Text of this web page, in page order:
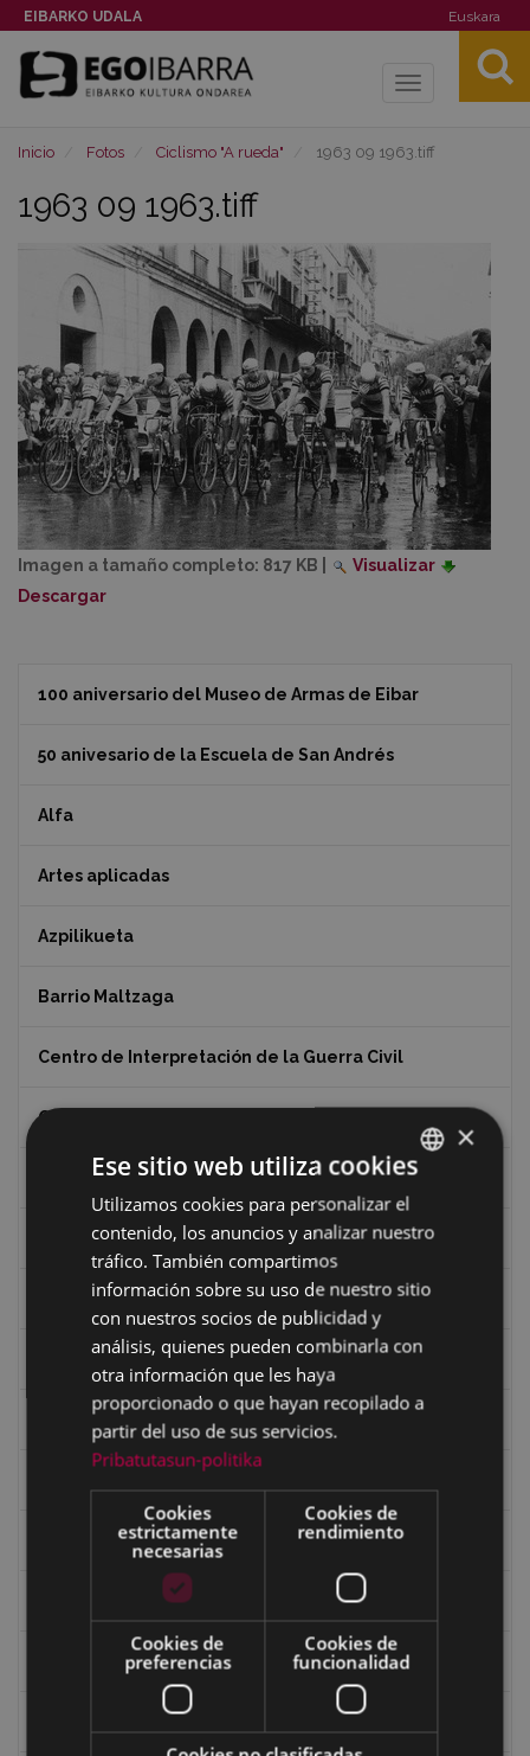
EIBARKO UDALA Euskara
Toggle
Inicio Fotos Ciclismo "A rueda" 1963 09 1963.tiff
1963 09 1963.tiff
Imagen a tamaño completo: 817 KB
Visualizar
Descargar
100 aniversario del Museo de Armas de Eibar
50 anivesario de la Escuela de San Andrés
Alfa
Artes aplicadas
Azpilikueta
Barrio Maltzaga
Centro de Interpretación de la Guerra Civil
Ciclismo
Ciclismo "A rueda"
Dibujos de Julen Zabaleta
Eibar desde el aire
Eibartarren ahotan
Ermitas
Fondo Carlos Narbaiza
BASQUE
SPANISH
×
Ese sitio web utiliza cookies
Utilizamos cookies para personalizar el
contenido, los anuncios y analizar nuestro
tráfico. También compartimos
información sobre su uso de nuestro sitio
con nuestros socios de publicidad y
análisis, quienes pueden combinarla con
otra información que les haya
proporcionado o que hayan recopilado a
partir del uso de sus servicios.
Pribatutasun-politika
Cookies
estrictamente
necesarias
Cookies de
rendimiento
Cookies de
preferencias
Cookies de
funcionalidad